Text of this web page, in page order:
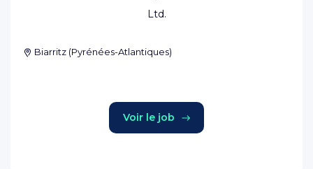
Ltd.
Biarritz (Pyrénées-Atlantiques)
Voir le job